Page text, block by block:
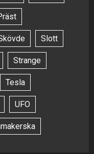
Slott
Strange
Tesla
UFO